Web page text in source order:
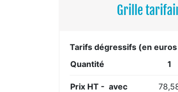
Grille
Tarifs dégressifs (en euros
Quantité
1
Prix HT - avec